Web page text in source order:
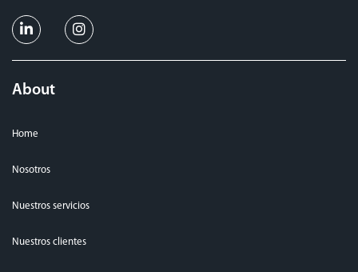
About
Home
Nosotros
Nuestros servicios
Nuestros clientes